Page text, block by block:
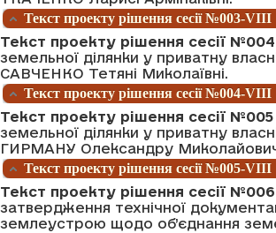
Текст проекту рішення сесії №003-VIII
Текст проекту рішення сесії №004
земельної ділянки у приватну
САВЧЕНКО Тетяні Миколаївні.
Текст проекту рішення сесії №004-VIII
Текст проекту рішення сесії №005
земельної ділянки у приватну
ГИРМАНУ Олександру
Текст проекту рішення сесії №005-VIII
Текст проекту рішення сесії №006
затвердження технічної
землеустрою щодо об’єднання